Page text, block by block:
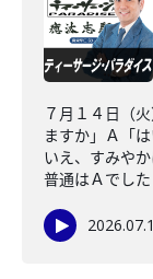
７月１４日（
ますか」Ａ「
いえ、すみや
普通はＡでした